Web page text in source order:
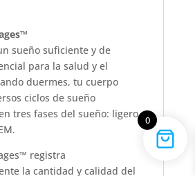
sueño suficiente y de
para la salud y el
duermes, tu cuerpo
ciclos de sueño
tres fases del sueño: ligero,
registra
la cantidad y calidad del
0
que marcan la diferencia